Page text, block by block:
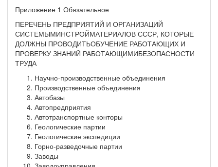
Приложение 1 Обязательное
ПЕРЕЧЕНЬ ПРЕДПРИЯТИЙ И ОРГАНИЗАЦИЙ
СИСТЕМЫМИНСТРОЙМАТЕРИАЛОВ СССР, КОТОРЫЕ
ДОЛЖНЫ ПРОВОДИТЬОБУЧЕНИЕ РАБОТАЮЩИХ И
ПРОВЕРКУ ЗНАНИЙ РАБОТАЮЩИМИБЕЗОПАСНОСТИ
ТРУДА
Научно-производственные объединения
Производственные объединения
Автобазы
Автопредприятия
Автотранспортные конторы
Геологические партии
Геологические экспедиции
Горно-разведочные партии
Заводы